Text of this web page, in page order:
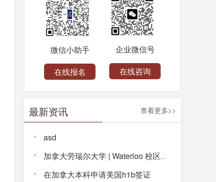
微信小助手
在线报名
企业微信号
在线咨询
最新资讯 查看更多>>
asd
加拿大劳瑞尔大学 | Waterloo 校区，解锁完整大学体验！
在加拿大本科申请美国h1b签证